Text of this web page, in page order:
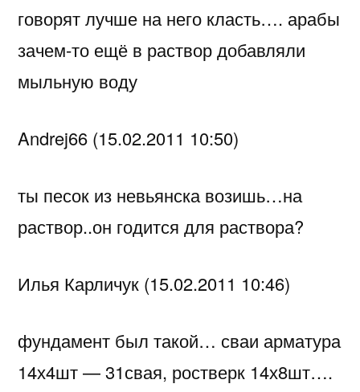
говорят лучше на него класть…. арабы
зачем-то ещё в раствор добавляли
мыльную воду
Andrej66 (15.02.2011 10:50)
ты песок из невьянска возишь…на
раствор..он годится для раствора?
Илья Карличук (15.02.2011 10:46)
фундамент был такой… сваи арматура
14х4шт — 31свая, ростверк 14х8шт….